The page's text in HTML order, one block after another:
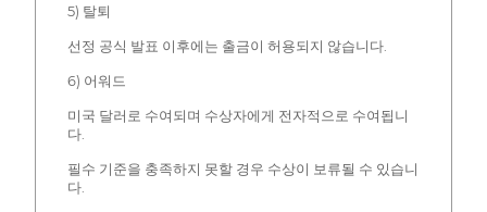
5) 탈퇴
선정 공식 발표 이후에는 출금이 허용되지 않습니다.
6) 어워드
미국 달러로 수여되며 수상자에게 전자적으로 수여됩니
다.
필수 기준을 충족하지 못할 경우 수상이 보류될 수 있습니
다.